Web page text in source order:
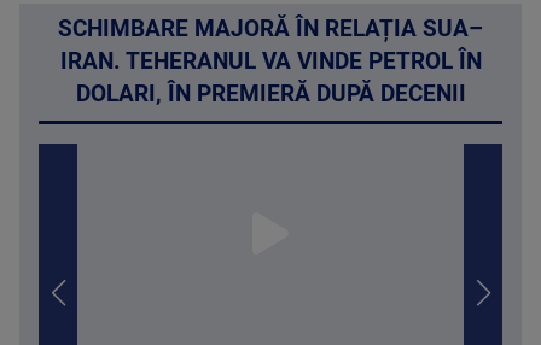
SCHIMBARE MAJORĂ ÎN RELAȚIA SUA–
IRAN. TEHERANUL VA VINDE PETROL ÎN
DOLARI, ÎN PREMIERĂ DUPĂ DECENII